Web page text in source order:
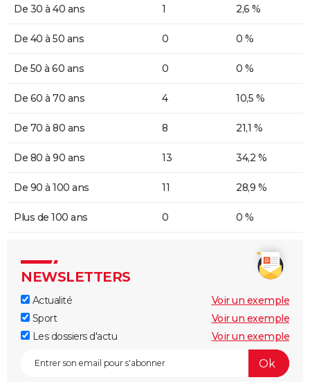
De 30 à 40 ans 1 2,6 %
De 40 à 50 ans 0 0 %
De 50 à 60 ans 0 0 %
De 60 à 70 ans 4 10,5 %
De 70 à 80 ans 8 21,1 %
De 80 à 90 ans 13 34,2 %
De 90 à 100 ans 11 28,9 %
Plus de 100 ans 0 0 %
NEWSLETTERS
Actualité
Voir un exemple
Sport
Voir un exemple
Les dossiers d'actu
Voir un exemple